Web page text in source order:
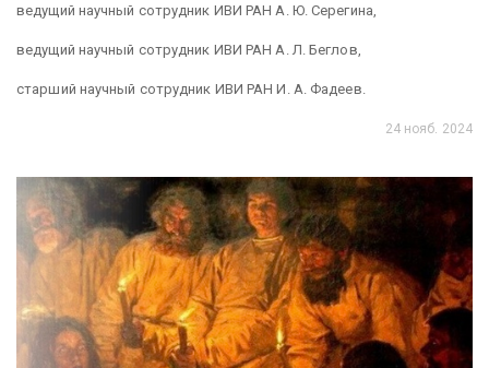
ведущий научный сотрудник ИВИ РАН А. Ю. Серегина,
ведущий научный сотрудник ИВИ РАН А. Л. Беглов,
старший научный сотрудник ИВИ РАН И. А. Фадеев.
24 нояб. 2024